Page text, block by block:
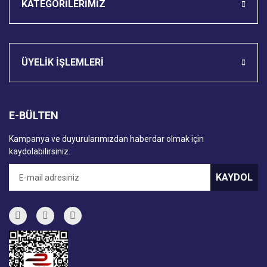
KATEGORİLERİMİZ
ÜYELİK İŞLEMLERİ
E-BÜLTEN
Kampanya ve duyurularımızdan haberdar olmak için
kaydolabilirsiniz.
KAYDOL